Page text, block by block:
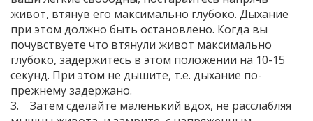
живот, втянув его максимально глубоко. Дыхание
при этом должно быть остановлено. Когда вы
почувствуете что втянули живот максимально
глубоко, задержитесь в этом положении на 10-15
секунд. При этом не дышите, т.е. дыхание по-
прежнему задержано.
3. Затем сделайте маленький вдох, не расслабляя